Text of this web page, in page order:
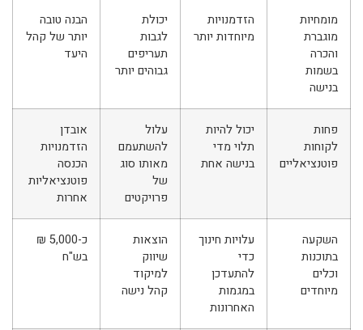
מומחיות
מוגברת
והכרה
בשמות
בנישה
הזדמנויות
מיוחדות יותר
יכולת
לגבות
תעריפים
גבוהים יותר
הבנה טובה
יותר של קהל
היעד
פחות
לקוחות
פוטנציאליים
יכול להיות
תלוי מדי
בנישה אחת
עלול
להשתעמם
מאותו סוג
של
פרויקטים
אובדן
הזדמנויות
הכנסה
פוטנציאליות
אחרות
השקעה
בתוכנות
וכלים
מיוחדים
עלויות חינוך
כדי
להתעדכן
במגמות
האחרונות
הוצאות
שיווק
למיקוד
קהל נישה
כ-5,000 ₪
בש"ח